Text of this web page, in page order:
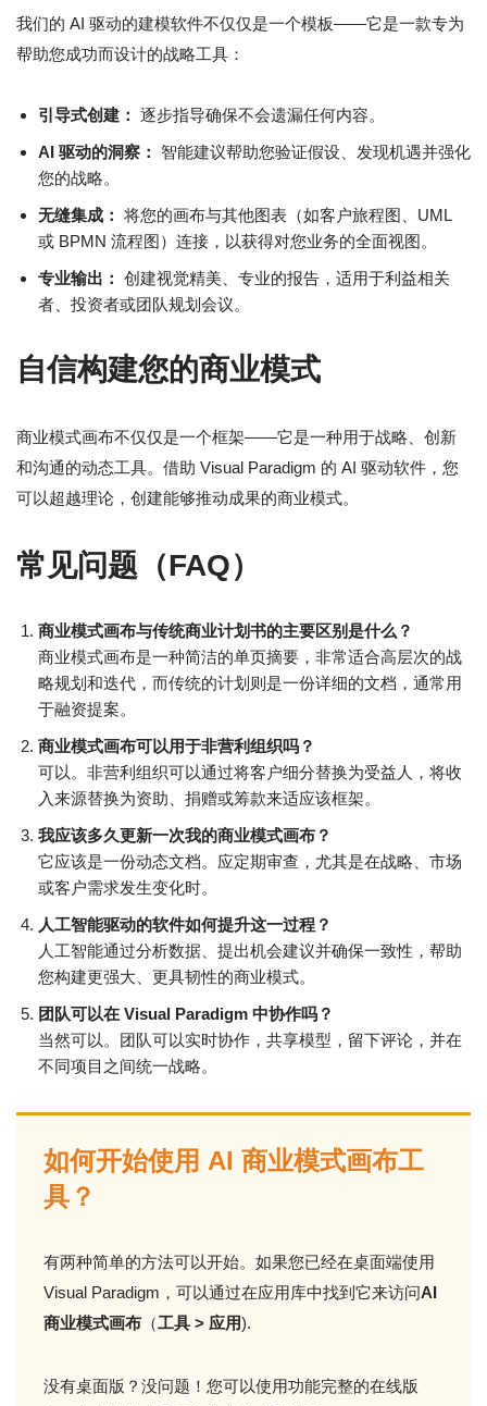
我们的 AI 驱动的建模软件不仅仅是一个模板——它是一款专为
帮助您成功而设计的战略工具：
引导式创建： 逐步指导确保不会遗漏任何内容。
AI 驱动的洞察：
智能建议帮助您验证假设、发现机遇并强化
您的战略。
无缝集成： 将您的画布与其他图表（如客户旅程图、UML
或 BPMN 流程图）连接，以获得对您业务的全面视图。
专业输出： 创建视觉精美、专业的报告，适用于利益相关
者、投资者或团队规划会议。
自信构建您的商业模式
商业模式画布不仅仅是一个框架——它是一种用于战略、创新
和沟通的动态工具。借助 Visual Paradigm 的 AI 驱动软件，您
可以超越理论，创建能够推动成果的商业模式。
常见问题（FAQ）
商业模式画布与传统商业计划书的主要区别是什么？
商业模式画布是一种简洁的单页摘要，非常适合高层次的战
略规划和迭代，而传统的计划则是一份详细的文档，通常用
于融资提案。
商业模式画布可以用于非营利组织吗？
可以。非营利组织可以通过将客户细分替换为受益人，将收
入来源替换为资助、捐赠或筹款来适应该框架。
我应该多久更新一次我的商业模式画布？
它应该是一份动态文档。应定期审查，尤其是在战略、市场
或客户需求发生变化时。
人工智能驱动的软件如何提升这一过程？
人工智能通过分析数据、提出机会建议并确保一致性，帮助
您构建更强大、更具韧性的商业模式。
团队可以在 Visual Paradigm 中协作吗？
当然可以。团队可以实时协作，共享模型，留下评论，并在
不同项目之间统一战略。
如何开始使用 AI 商业模式画布工
具？
有两种简单的方法可以开始。如果您已经在桌面端使用
Visual Paradigm，可以通过在应用库中找到它来访问AI
商业模式画布 （工具 > 应用).
没有桌面版？没问题！您可以使用功能完整的在线版